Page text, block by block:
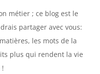
métier ; ce blog est le
partager avec vous:
les mots de la
plus qui rendent la vie